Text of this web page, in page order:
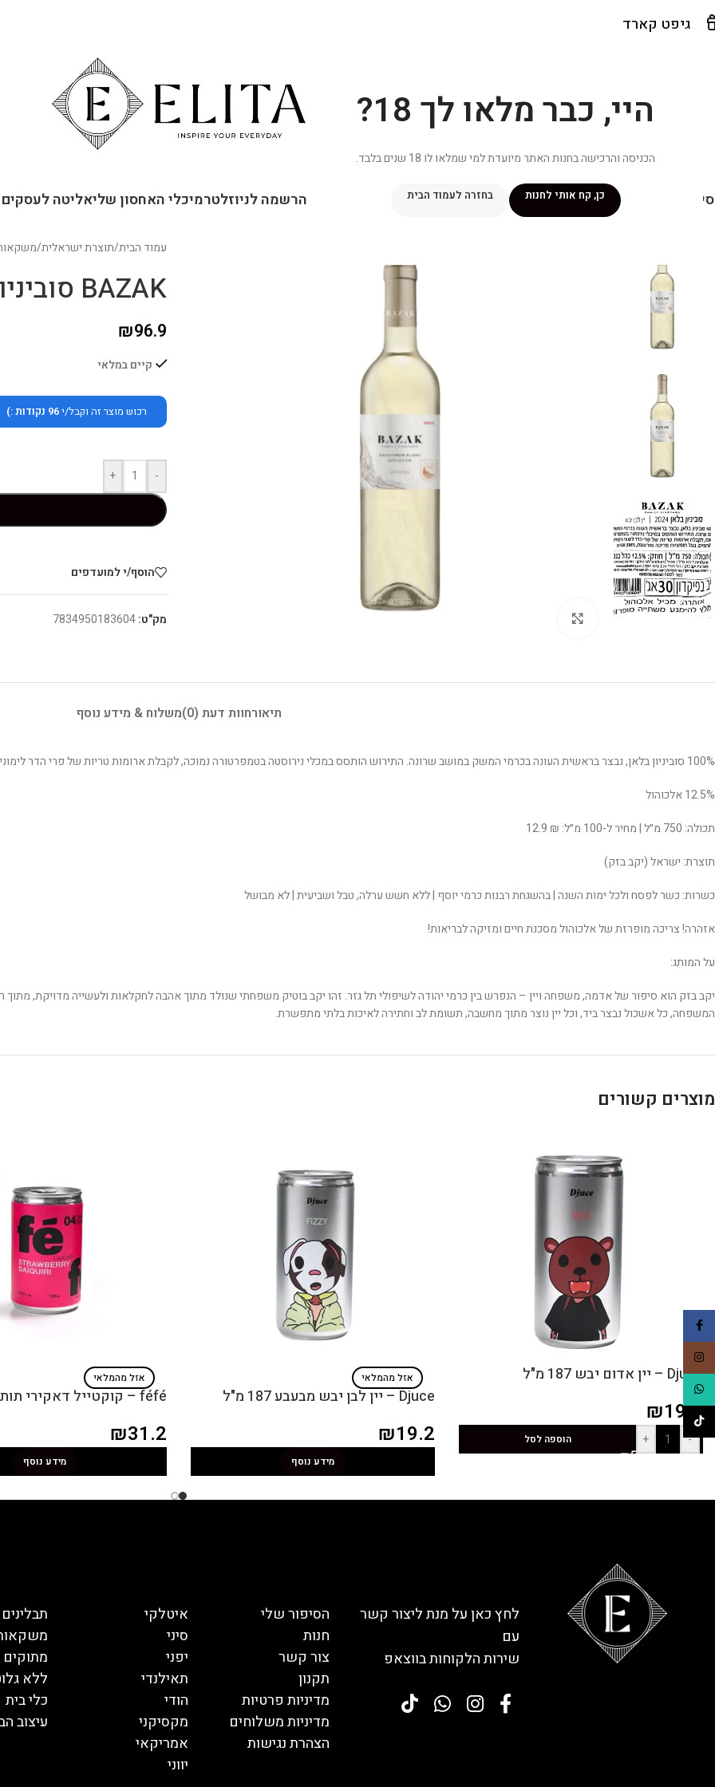
היי, כבר מלאו לך 18?
הכניסה והרכישה בחנות האתר מיועדת למי שמלאו לו 18 שנים בלבד.
כן, קח אותי לחנות בחזרה לעמוד הבית
גיפט קארד
שלי מתכוניםמנוי ״אליטה פלוס״חנותפרסומים במדיה הרשמה לניוזלטרמיכלי האחסון שליאליטה לעסקים
עמוד הבית/תוצרת ישראלית/
BAZAK סוביניון בלאן
₪96.9
קיים במלאי
רכוש מוצר זה וקבל/י96 נקודות :)
-
+
הוסף/י למועדפים
מק"ט:7834950183604
תיאורחוות דעת (0) משלוח & מידע נוסף
100% סוביניון בלאן, נבצר בראשית העונה בכרמי המשק במושב שרונה. התירוש הותסס במכלי נירוסטה בטמפרטורה נמוכה, לקבלת ארומות טריות של פרי הדר לימוני ורמזים טרופיים. בעל חומציות פריכה ומרעננת, מאוזן ונגיש.
12.5% אלכוהול
תכולה: 750 מ״ל | מחיר ל-100 מ״ל: ₪ 12.9
תוצרת: ישראל (יקב בזק)
כשרות: כשר לפסח ולכל ימות השנה | בהשגחת רבנות כרמי יוסף | ללא חשש ערלה, טבל ושביעית | לא מבושל
אזהרה! צריכה מופרזת של אלכוהול מסכנת חיים ומזיקה לבריאות!
על המותג:
יקב בזק הוא סיפור של אדמה, משפחה ויין – הנפרש בין כרמי יהודה לשיפולי תל גזר. זהו יקב בוטיק משפחתי שנולד מתוך אהבה לחקלאות ולעשייה מדויקת, מתוך
המשפחה, כל אשכול נבצר ביד, וכל יין נוצר מתוך מחשבה, תשומת לב וחתירה לאיכות בלתי מתפשרת.
מוצרים קשורים
Djuce – יין אדום יבש 187 מ"ל
₪19.2
-
+ הוספה לסל
אזל מהמלאי
Djuce – יין לבן יבש מבעבע 187 מ"ל
₪19.2
מידע נוסף
אזל מהמלאי
féfé – קוקטייל דאקירי תות
₪31.2
מידע נוסף
לחץ כאן על מנת ליצור קשר
עם
שירות הלקוחות בווצאפ
הסיפור שלי
חנות
צור קשר
תקנון
מדיניות פרטיות
מדיניות משלוחים
הצהרת נגישות
איטלקי
סיני
יפני
תאילנדי
הודי
מקסיקני
אמריקאי
יווני
תבלינים
מתוקים
ללא
כלי בית
עיצוב
TikTok